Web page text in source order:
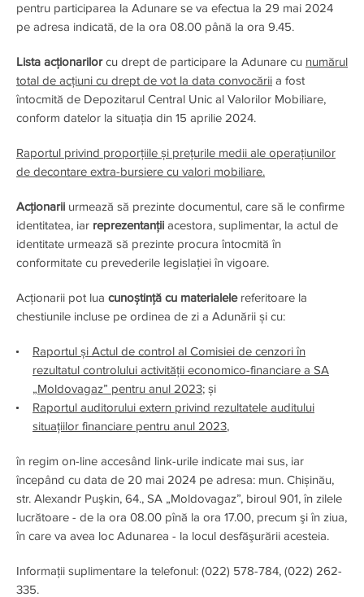
pentru participarea la Adunare se va efectua la 29 mai 2024
pe adresa indicată, de la ora 08.00 până la ora 9.45.
Lista acţionarilorcu drept de participare la Adunare cu numărul
total de acțiuni cu drept de vot la data convocării a fost
întocmită de Depozitarul Central Unic al Valorilor Mobiliare,
conform datelor la situația din 15 aprilie 2024.
Raportul privind proporțiile și prețurile medii ale operațiunilor
de decontare extra-bursiere cu valori mobiliare.
Acţionarii urmează să prezinte documentul, care să le confirme
identitatea, iar reprezentanţii acestora, suplimentar, la actul de
identitate urmează să prezinte procura întocmită în
conformitate cu prevederile legislaţiei în vigoare.
Acționarii pot lua cunoștință cu materialelereferitoare la
chestiunile incluse pe ordinea de zi a Adunării și cu:
Raportul și Actul de control al Comisiei de cenzori în
rezultatul controlului activității economico-financiare a SA
„Moldovagaz” pentru anul 2023; și
Raportul auditorului extern privind rezultatele auditului
situațiilor financiare pentru anul 2023,
în regim on-line accesând link-urile indicate mai sus, iar
începând cu data de 20 mai 2024 pe adresa: mun. Chișinău,
str. Alexandr Puşkin, 64., SA „Moldovagaz”, biroul 901, în zilele
lucrătoare - de la ora 08.00 pînă la ora 17.00, precum şi în ziua,
în care va avea loc Adunarea - la locul desfăşurării acesteia.
Informaţii suplimentare la telefonul: (022) 578-784, (022) 262-
335.